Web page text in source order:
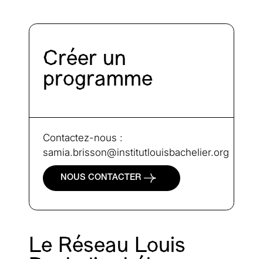
Créer un
programme
Contactez-nous :
samia.brisson@institutlouisbachelier.org
NOUS CONTACTER
Le Réseau Louis